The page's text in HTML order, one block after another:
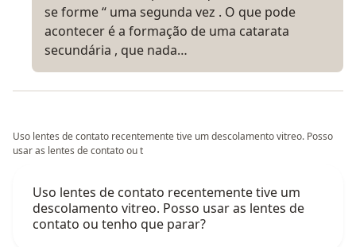
se forme “ uma segunda vez . O que pode
acontecer é a formação de uma catarata
secundária , que nada…
Uso lentes de contato recentemente tive um descolamento vitreo. Posso
usar as lentes de contato ou t
Uso lentes de contato recentemente tive um
descolamento vitreo. Posso usar as lentes de
contato ou tenho que parar?